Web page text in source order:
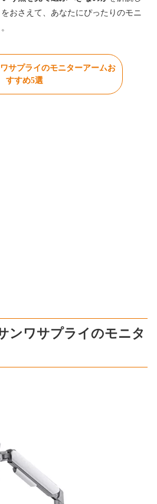
おさえて、あなたにぴったりのモニ
サプライのモニターアームお
すすめ5選
ンワサプライのモニタ